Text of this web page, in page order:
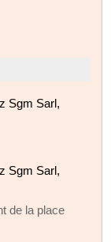
Sgm Sarl,
Sgm Sarl,
de la place